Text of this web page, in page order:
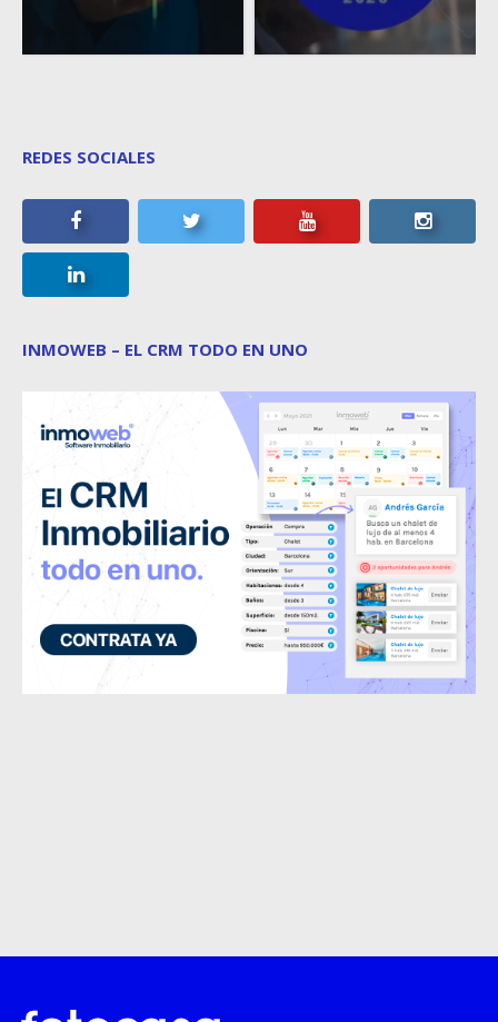
REDES SOCIALES
INMOWEB – EL CRM TODO EN UNO